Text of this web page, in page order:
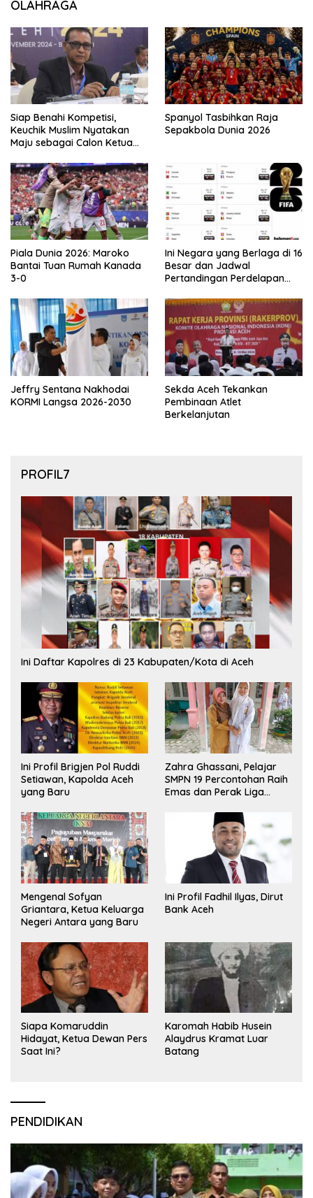
OLAHRAGA
Siap Benahi Kompetisi,
Keuchik Muslim Nyatakan
Maju sebagai Calon Ketua
Spanyol Tasbihkan Raja
Sepakbola Dunia 2026
Piala Dunia 2026: Maroko
Bantai Tuan Rumah Kanada
3-0
Ini Negara yang Berlaga di 16
Besar dan Jadwal
Pertandingan Perdelapan
Jeffry Sentana Nakhodai
KORMI Langsa 2026-2030
Sekda Aceh Tekankan
Pembinaan Atlet
Berkelanjutan
PROFIL7
Ini Daftar Kapolres di 23 Kabupaten/Kota di Aceh
Ini Profil Brigjen Pol Ruddi
Setiawan, Kapolda Aceh
yang Baru
Zahra Ghassani, Pelajar
SMPN 19 Percontohan Raih
Emas dan Perak Liga
Mengenal Sofyan
Griantara, Ketua Keluarga
Negeri Antara yang Baru
Ini Profil Fadhil Ilyas, Dirut
Bank Aceh
Siapa Komaruddin
Hidayat, Ketua Dewan Pers
Saat Ini?
Karomah Habib Husein
Alaydrus Kramat Luar
Batang
PENDIDIKAN